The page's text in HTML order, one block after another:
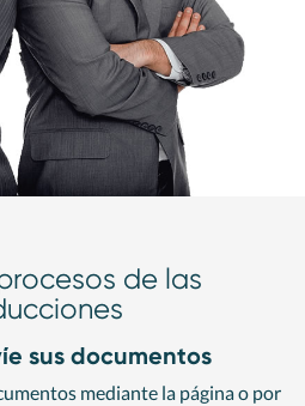
de las
sus documentos
mediante la página o por